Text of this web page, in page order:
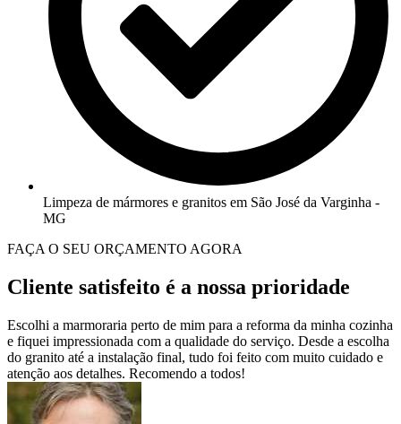
Limpeza de mármores e granitos em São José da Varginha -
MG
FAÇA O SEU ORÇAMENTO AGORA
Cliente satisfeito é a nossa prioridade
Escolhi a marmoraria perto de mim para a reforma da minha cozinha
e fiquei impressionada com a qualidade do serviço. Desde a escolha
do granito até a instalação final, tudo foi feito com muito cuidado e
atenção aos detalhes. Recomendo a todos!